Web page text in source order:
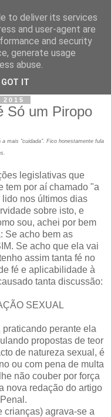
e tudo o que eu possa
Só um Piropo
mais "cuidada". Fico honestamente fula
legislativas que
tem por aí chamado "a
nos últimos dias
sobre isto, e
sou, achei por bem
Se acho bem as
Se acho que ela vai
assim tanta fé no
fé e aplicabilidade à
tanta discussão:
SEXUAL
perante ela
propostas de teor
de natureza sexual, é
ou com pena de multa
não couber por força
nova redação do artigo
crianças) agrava-se a
to deliver its services
and user-agent are
and security
generate usage
abuse.
GOT IT